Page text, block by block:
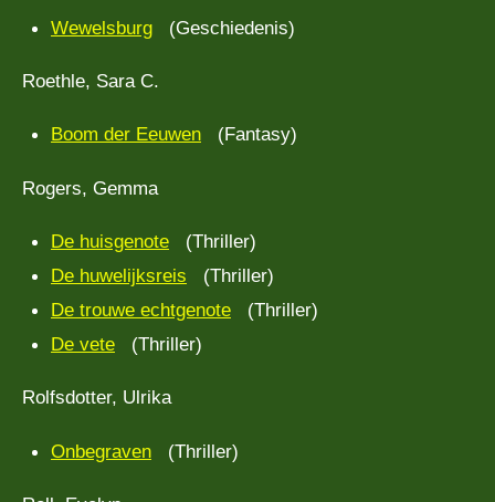
Wewelsburg (Geschiedenis)
Roethle, Sara C.
Boom der Eeuwen (Fantasy)
Rogers, Gemma
De huisgenote (Thriller)
De huwelijksreis (Thriller)
De trouwe echtgenote (Thriller)
De vete (Thriller)
Rolfsdotter, Ulrika
Onbegraven (Thriller)